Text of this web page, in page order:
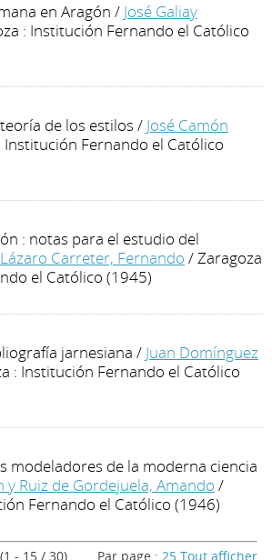
en Aragón / José Galiay
: Institución Fernando el Católico
de los estilos / José Camón
Institución Fernando el Católico
: notas para el estudio del
Lázaro Carreter, Fernando / Zaragoza
el Católico (1945)
jarnesiana / Juan Domínguez
: Institución Fernando el Católico
modeladores de la moderna ciencia
y Ruiz de Gordejuela, Amando /
Fernando el Católico (1946)
(1 - 15 / 30) Par page : 25 Tout afficher